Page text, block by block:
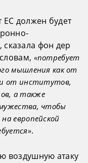
должен будет
фон дер
«потребует
мышления как от
от институтов,
а также
чтобы
европейской
.
воздушную атаку